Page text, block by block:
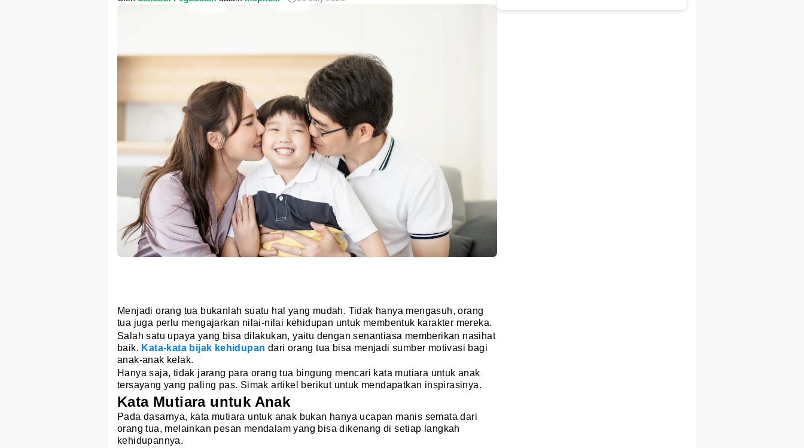
Menjadi orang tua bukanlah suatu hal yang mudah. Tidak hanya mengasuh, orang
tua juga perlu mengajarkan nilai-nilai kehidupan untuk membentuk karakter mereka.
Salah satu upaya yang bisa dilakukan, yaitu dengan senantiasa memberikan nasihat
baik. Kata-kata bijak kehidupan dari orang tua bisa menjadi sumber motivasi bagi
anak-anak kelak.
Hanya saja, tidak jarang para orang tua bingung mencari kata mutiara untuk anak
tersayang yang paling pas. Simak artikel berikut untuk mendapatkan inspirasinya.
Kata Mutiara untuk Anak
Pada dasarnya, kata mutiara untuk anak bukan hanya ucapan manis semata dari
orang tua, melainkan pesan mendalam yang bisa dikenang di setiap langkah
kehidupannya.